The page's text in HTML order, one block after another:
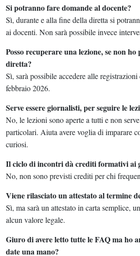
Si potranno fare domande al docente?
Sì, durante e alla fine della diretta si
ai docenti. Non sarà possibile invece
Posso recuperare una lezione, se non
diretta?
Sì, sarà possibile accedere alle
febbraio 2026.
Serve essere giornalisti, per seguire le
No, le lezioni sono aperte a tutti e non
particolari. Aiuta avere voglia di imparare
curiosi.
Il ciclo di incontri dà crediti formativi ai
No, non sono previsti crediti per chi
Viene rilasciato un attestato al termine
Sì, ma sarà un attestato in carta semplice,
alcun valore legale.
Giuro di avere letto tutte le FAQ ma ho
date una mano?